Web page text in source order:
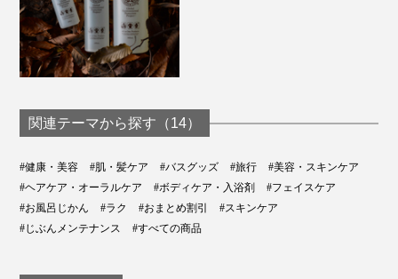
関連テーマから探す（14）
#健康・美容 #肌・髪ケア #バスグッズ #旅行
#美容・スキンケア
#ヘアケア・オーラルケア
#ボディケア・入浴剤
#フェイスケア
#お風呂じかん
#ラク #おまとめ割引
#スキンケア
#じぶんメンテナンス
#すべての商品